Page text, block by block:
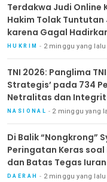
Terdakwa Judi Online
Hakim Tolak Tuntutan
karena Gagal
HUKRIM 2 minggu yang lalu
TNI 2026: Panglima
Strategis’ pada 734
Netralitas dan
NASIONAL 2 minggu yang
Di Balik “Nongkrong”
Peringatan Keras
dan Batas Tegas
Benowo
DAERAH 2 minggu yang lalu